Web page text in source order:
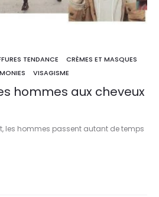
TENDANCE
CRÈMES ET MASQUES
VISAGISME
hommes aux cheveux
les hommes passent autant de temps